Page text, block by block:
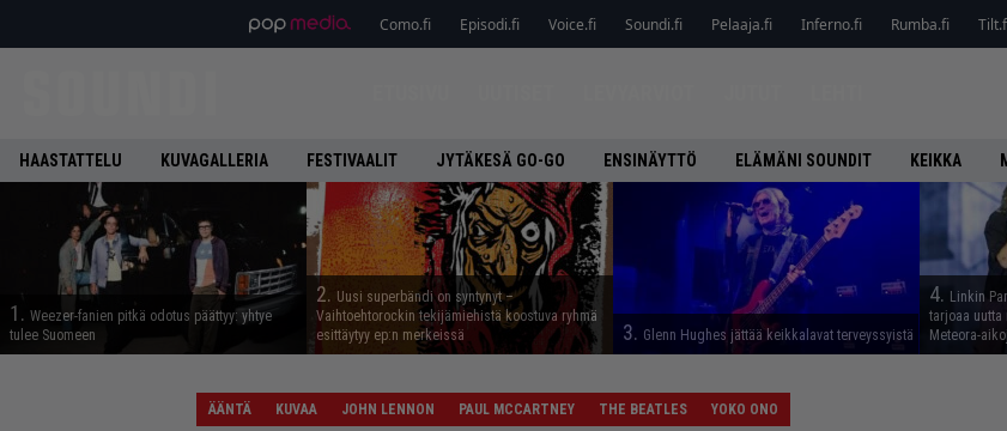
Como.fi Episodi.fi Voice.fi Soundi.fi Pelaaja.fi Inferno.fi Rumba.fi
HAASTATTELU KUVAGALLERIA FESTIVAALIT JYTÄKESÄ GO-GO ENSINÄYTTÖ ELÄMÄNI SOUNDIT KEIKKA
1. Weezer-fanien pitkä odotus päättyy: yhtye
tulee Suomeen
2. Uusi superbändi on syntynyt –
Vaihtoehtorockin tekijämiehistä koostuva ryhmä
esittäytyy ep:n merkeissä
3. Glenn Hughes jättää keikkalavat terveyssyistä
4. Linkin
tarjoaa uutta
Meteora-
ÄÄNTÄ KUVAA JOHN LENNON PAUL MCCARTNEY THE BEATLES YOKO ONO